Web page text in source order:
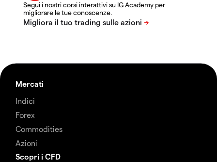
Segui i nostri corsi interattivi su IG Academy per
migliorare le tue conoscenze.
Mercati
Indici
Forex
Commodities
Azioni
Scopri i CFD